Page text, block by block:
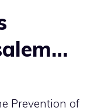
Prevention of